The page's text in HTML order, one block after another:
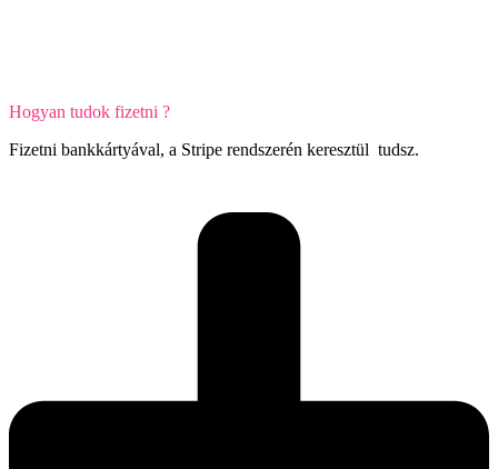
Hogyan tudok fizetni ?
Fizetni bankkártyával, a Stripe rendszerén keresztül tudsz.